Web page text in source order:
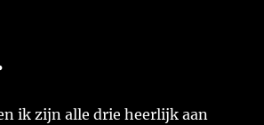
ik zijn alle drie heerlijk aan